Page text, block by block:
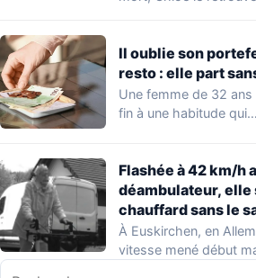
Il oublie son
resto : elle part
Une femme de 32
fin à une habitude qui…
Flashée à 42 km/h
déambulateur, elle
chauffard sans le
À Euskirchen, en
vitesse mené début
Rechercher